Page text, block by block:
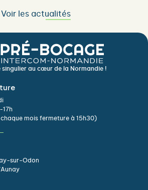
Voir les actualités
singulier au cœur de la Normandie !
17h
mois fermeture à 15h30)
sur-Odon